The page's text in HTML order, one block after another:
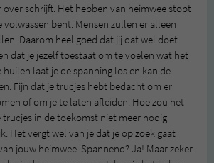
over schrijft. Het hebben van heimwee stopt
volwassen bent. Mensen zullen er alleen
Daarom heel goed dat jij dat wel doet.
dat je jezelf toestaat om te voelen wat het
laat je de spanning los en kan de
Fijn dat je trucjes hebt bedacht om er
of om je te laten afleiden. Hoe zou het
trucjes in de toekomst niet meer nodig
Het vergt wel van je dat je op zoek gaat
jouw heimwee. Spannend? Ja! Maar zeker